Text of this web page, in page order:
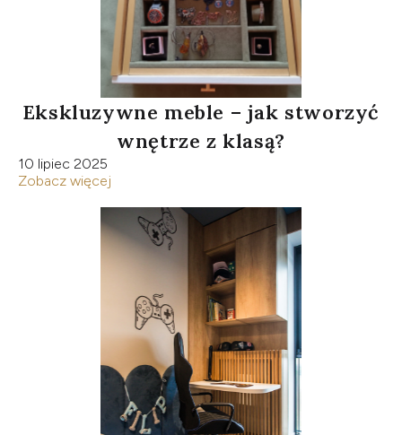
Ekskluzywne meble – jak stworzyć
wnętrze z klasą?
10 lipiec 2025
Zobacz więcej